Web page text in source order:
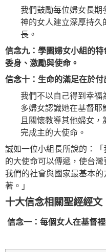
我們鼓勵每位婦女長期
神的女人建立深厚持久
長。
信念九：學園婦女小組的特
委身、激勵與使命。
信念十：生命的滿足在於
我們不以自己得到幸福
多婦女認識她在基督耶
且關懷教導其他婦女
完成主的大使命。
誠如一位小組長所說的：
的大使命可以傳遞，使台
我們的社會與國家最基本
著。」
十大信念相關聖經經文
信念一：每個女人在基督